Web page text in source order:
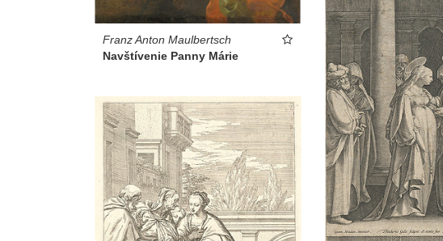
Franz Anton Maulbertsch
Navštívenie Panny Márie